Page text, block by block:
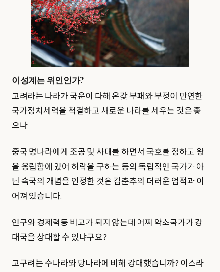
이성계는 위인인가?
고려라는 나라가 국운이 다해 온갖 부패와 부정이 만연한
국가정치세력을 척결하고 새로운 나라를 세우는 것은 좋
으나
중국 명나라에게 조공 및 사대를 하면서 국호를 청하고 왕
을 옹립함에 있어 허락을 구하는 등의 독립적인 국가가 아
닌 속국의 개념을 인정한 것은 김춘추의 더러운 업적과 이
어져 있습니다.
인구와 경제력등 비교가 되지 않는데 어찌 약소국가가 강
대국을 상대할 수 있냐구요?
고구려는 수나라와 당나라에 비해 강대했습니까? 이스라